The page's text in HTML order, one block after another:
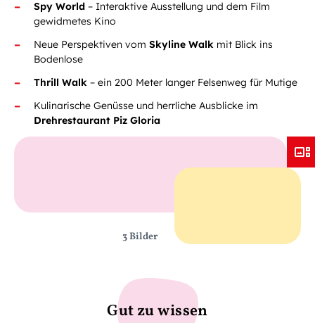
Spy World – Interaktive Ausstellung und dem Film
gewidmetes Kino
Neue Perspektiven vom Skyline Walk mit Blick ins
Bodenlose
Thrill Walk – ein 200 Meter langer Felsenweg für Mutige
Kulinarische Genüsse und herrliche Ausblicke im
Drehrestaurant Piz Gloria
3 Bilder
Gut zu wissen